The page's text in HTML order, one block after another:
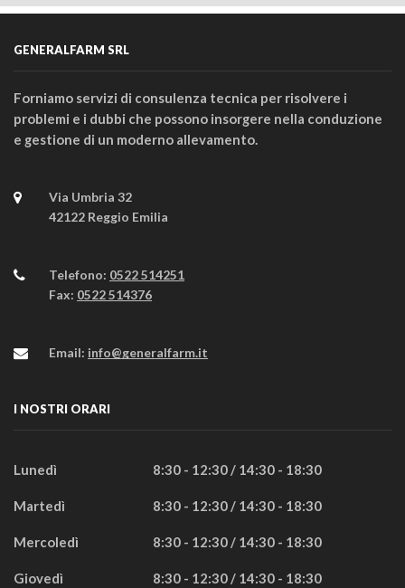
GENERALFARM SRL
Forniamo servizi di consulenza tecnica per risolvere i
problemi e i dubbi che possono insorgere nella conduzione
e gestione di un moderno allevamento.
Via Umbria 32
42122 Reggio Emilia
Telefono: 0522 514251
Fax: 0522 514376
Email: info@generalfarm.it
I NOSTRI ORARI
Lunedì 8:30 - 12:30 / 14:30 - 18:30
Martedì 8:30 - 12:30 / 14:30 - 18:30
Mercoledì 8:30 - 12:30 / 14:30 - 18:30
Giovedì 8:30 - 12:30 / 14:30 - 18:30